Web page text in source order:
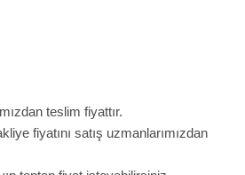
teslim fiyattır.
fiyatını satış uzmanlarımızdan